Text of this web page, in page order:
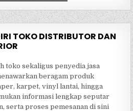
TOKO DISTRIBUTOR DAN
toko sekaligus penyedia jasa
beragam produk
karpet, vinyl lantai, hingga
informasi lengkap seputar
serta proses pemesanan di sini